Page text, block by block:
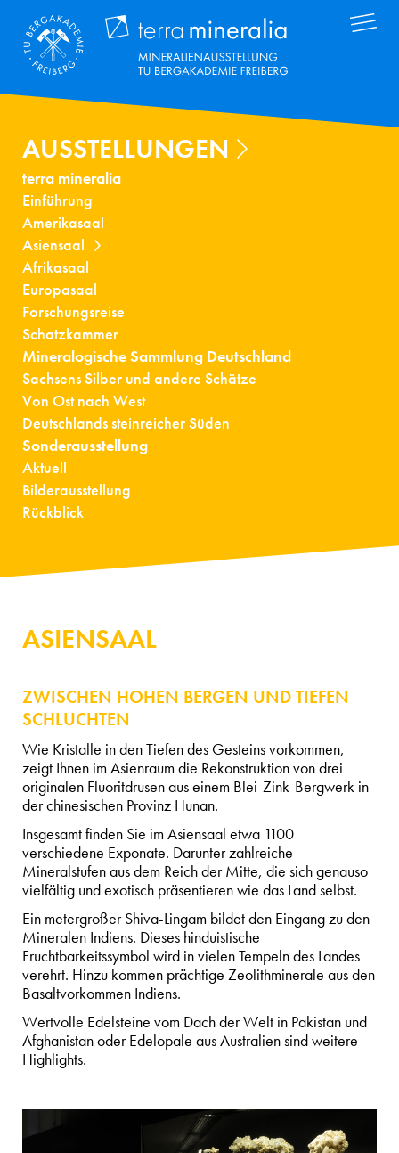
Inhalt
Terra
AUSSTELLUNGEN
terra mineralia
Einführung
Amerikasaal
Asiensaal
Afrikasaal
Europasaal
Forschungsreise
Schatzkammer
Mineralogische Sammlung Deutschland
Sachsens Silber und andere Schätze
Von Ost nach West
Deutschlands steinreicher Süden
Sonderausstellung
Aktuell
Bilderausstellung
Rückblick
ASIENSAAL
ZWISCHEN HOHEN BERGEN UND TIEFEN
SCHLUCHTEN
Wie Kristalle in den Tiefen des Gesteins vorkommen,
zeigt Ihnen im Asienraum die Rekonstruktion von drei
originalen Fluoritdrusen aus einem Blei-Zink-Bergwerk in
der chinesischen Provinz Hunan.
Insgesamt finden Sie im Asiensaal etwa 1100
verschiedene Exponate. Darunter zahlreiche
Mineralstufen aus dem Reich der Mitte, die sich genauso
vielfältig und exotisch präsentieren wie das Land selbst.
Ein metergroßer Shiva-Lingam bildet den Eingang zu den
Mineralen Indiens. Dieses hinduistische
Fruchtbarkeitssymbol wird in vielen Tempeln des Landes
verehrt. Hinzu kommen prächtige Zeolithminerale aus den
Basaltvorkommen Indiens.
Wertvolle Edelsteine vom Dach der Welt in Pakistan und
Afghanistan oder Edelopale aus Australien sind weitere
Highlights.